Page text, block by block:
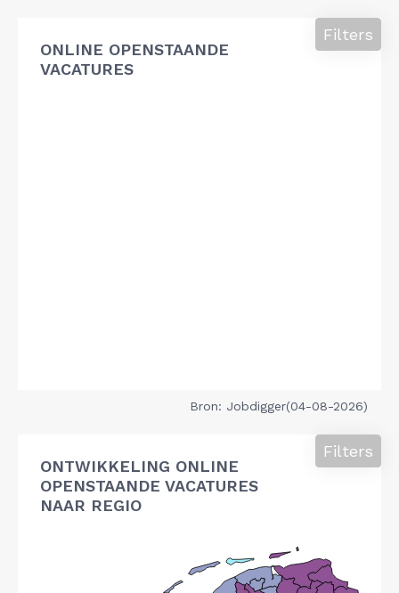
ONLINE OPENSTAANDE
VACATURES
Filters
Bron: Jobdigger(04-08-2026)
ONTWIKKELING ONLINE
OPENSTAANDE VACATURES
NAAR REGIO
Filters